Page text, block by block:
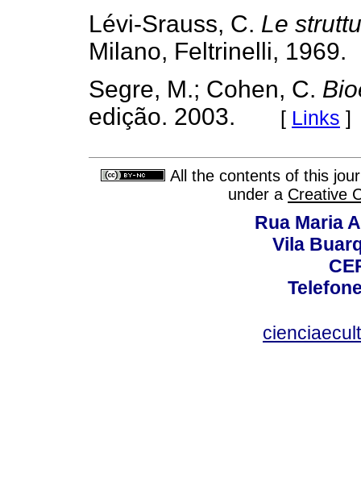
Lévi-Srauss, C. Le
Milano, Feltrinelli, 1969.
Segre, M.; Cohen, C.
edição. 2003. [ Links ]
All the contents of this
under a Creative
Rua Maria
Vila